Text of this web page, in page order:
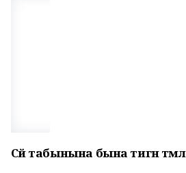
Сәй табынына бына тигән